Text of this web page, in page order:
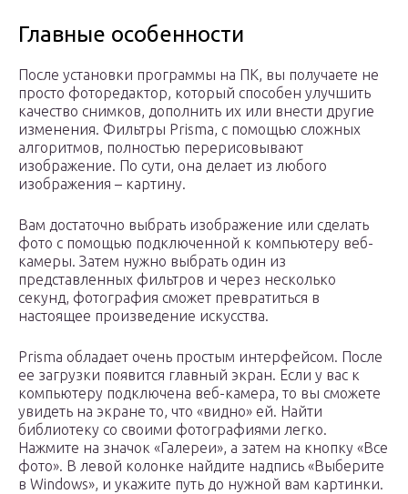
Главные особенности
После установки программы на ПК, вы получаете не
просто фоторедактор, который способен улучшить
качество снимков, дополнить их или внести другие
изменения. Фильтры Prisma, с помощью сложных
алгоритмов, полностью перерисовывают
изображение. По сути, она делает из любого
изображения – картину.
Вам достаточно выбрать изображение или сделать
фото с помощью подключенной к компьютеру веб-
камеры. Затем нужно выбрать один из
представленных фильтров и через несколько
секунд, фотография сможет превратиться в
настоящее произведение искусства.
Prisma обладает очень простым интерфейсом. После
ее загрузки появится главный экран. Если у вас к
компьютеру подключена веб-камера, то вы сможете
увидеть на экране то, что «видно» ей. Найти
библиотеку со своими фотографиями легко.
Нажмите на значок «Галереи», а затем на кнопку «Все
фото». В левой колонке найдите надпись «Выберите
в Windows», и укажите путь до нужной вам картинки.